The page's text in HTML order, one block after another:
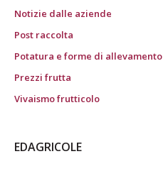
Notizie dalle aziende
Post raccolta
Potatura e forme di allevamento
Prezzi frutta
Vivaismo frutticolo
EDAGRICOLE